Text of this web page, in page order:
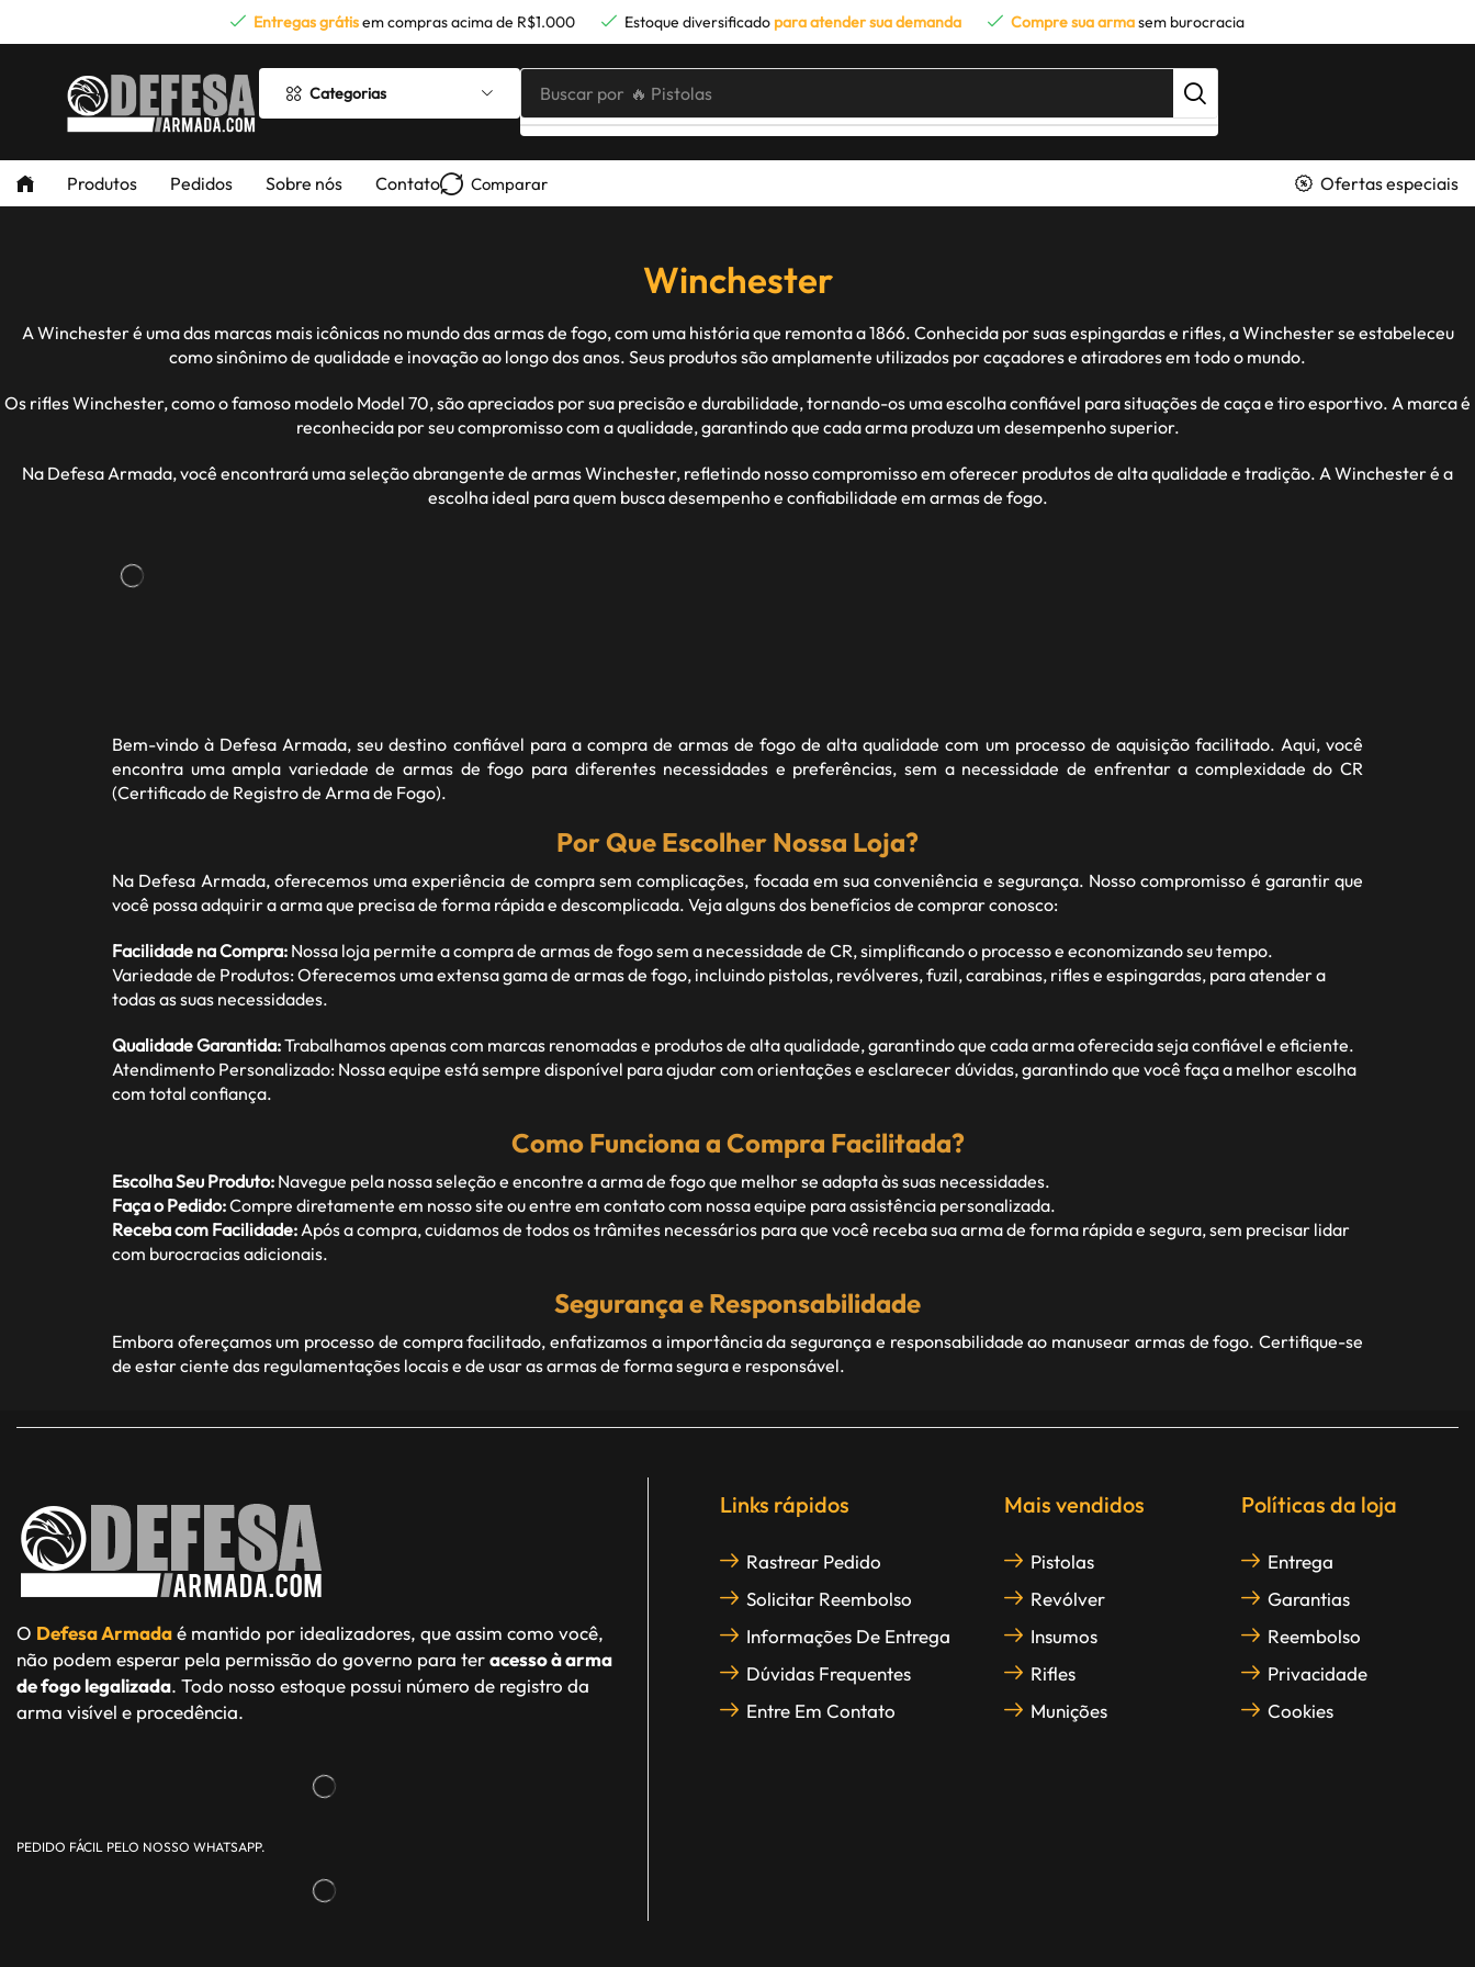
Entregas grátisem compras acima de R$1.000 Estoque diversificado para atender sua demanda Compre sua armasem burocracia
Categorias Buscar por 🔥 Pistolas
Produtos Pedidos Sobre nós Contato Comparar Ofertas especiais
Winchester
A Winchester é uma das marcas mais icônicas no mundo das armas de fogo, com uma história que remonta a 1866. Conhecida por suas espingardas e rifles, a Winchester se estabeleceu
como sinônimo de qualidade e inovação ao longo dos anos. Seus produtos são amplamente utilizados por caçadores e atiradores em todo o mundo.
Os rifles Winchester, como o famoso modelo Model 70, são apreciados por sua precisão e durabilidade, tornando-os uma escolha confiável para situações de caça e tiro esportivo. A marca é
reconhecida por seu compromisso com a qualidade, garantindo que cada arma produza um desempenho superior.
Na Defesa Armada, você encontrará uma seleção abrangente de armas Winchester, refletindo nosso compromisso em oferecer produtos de alta qualidade e tradição. A Winchester é a
escolha ideal para quem busca desempenho e confiabilidade em armas de fogo.
Bem-vindo à Defesa Armada, seu destino confiável para a compra de armas de fogo de alta qualidade com um processo de aquisição facilitado. Aqui, você
encontra uma ampla variedade de armas de fogo para diferentes necessidades e preferências, sem a necessidade de enfrentar a complexidade do CR
(Certificado de Registro de Arma de Fogo).
Por Que Escolher Nossa Loja?
Na Defesa Armada, oferecemos uma experiência de compra sem complicações, focada em sua conveniência e segurança. Nosso compromisso é garantir que
você possa adquirir a arma que precisa de forma rápida e descomplicada. Veja alguns dos benefícios de comprar conosco:
Facilidade na Compra: Nossa loja permite a compra de armas de fogo sem a necessidade de CR, simplificando o processo e economizando seu tempo.
Variedade de Produtos: Oferecemos uma extensa gama de armas de fogo, incluindo pistolas, revólveres, fuzil, carabinas, rifles e espingardas, para atender a
todas as suas necessidades.
Qualidade Garantida:Trabalhamos apenas com marcas renomadas e produtos de alta qualidade, garantindo que cada arma oferecida seja confiável e eficiente.
Atendimento Personalizado: Nossa equipe está sempre disponível para ajudar com orientações e esclarecer dúvidas, garantindo que você faça a melhor escolha
com total confiança.
Como Funciona a Compra Facilitada?
Escolha Seu Produto: Navegue pela nossa seleção e encontre a arma de fogo que melhor se adapta às suas necessidades.
Faça o Pedido:Compre diretamente em nosso site ou entre em contato com nossa equipe para assistência personalizada.
Receba com Facilidade:Após a compra, cuidamos de todos os trâmites necessários para que você receba sua arma de forma rápida e segura, sem precisar lidar
com burocracias adicionais.
Segurança e Responsabilidade
Embora ofereçamos um processo de compra facilitado, enfatizamos a importância da segurança e responsabilidade ao manusear armas de fogo. Certifique-se
de estar ciente das regulamentações locais e de usar as armas de forma segura e responsável.
O Defesa Armadaé mantido por idealizadores, que assim como você,
não podem esperar pela permissão do governo para teracesso à arma
de fogo legalizada. Todo nosso estoque possui número de registro da
arma visível e procedência.
PEDIDO FÁCIL PELO NOSSO WHATSAPP.
Links rápidos
Rastrear Pedido
Solicitar Reembolso
Informações De Entrega
Dúvidas Frequentes
Entre Em Contato
Mais vendidos
Pistolas
Revólver
Insumos
Rifles
Munições
Políticas da loja
Entrega
Garantias
Reembolso
Privacidade
Cookies